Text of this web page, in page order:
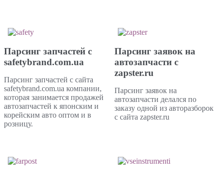
Парсинг запчастей с
safetybrand.com.ua
Парсинг запчастей с сайта
safetybrand.com.ua компании,
которая занимается продажей
автозапчастей к японским и
корейским авто оптом и в
розницу.
Парсинг заявок на
автозапчасти с
zapster.ru
Парсинг заявок на
автозапчасти делался по
заказу одной из авторазборок
с сайта zapster.ru